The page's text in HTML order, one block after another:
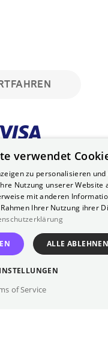
für bis zu 90
Mitglied?
verwendet
zu personalisieren
Nutzung unserer Website
mit anderen
Ihrer Nutzung ihrer
ALLE ABLEHNEN
of Service